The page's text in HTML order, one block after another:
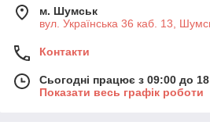
м. Шумськ
вул. Українська 36 каб. 13,
Контакти
Сьогодні працює з 09:00 до
Показати весь графік роботи